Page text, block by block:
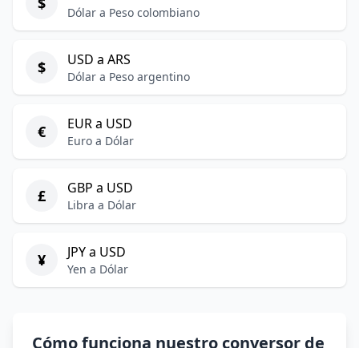
Dólar a Peso colombiano
$ USD a ARS
Dólar a Peso argentino
€ EUR a USD
Euro a Dólar
£ GBP a USD
Libra a Dólar
¥ JPY a USD
Yen a Dólar
Cómo funciona nuestro conversor de